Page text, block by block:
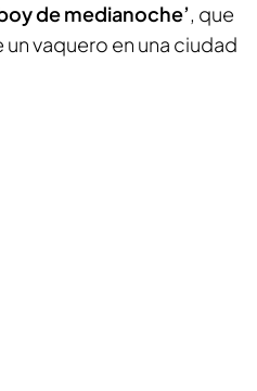
de medianoche’, que
vaquero en una ciudad